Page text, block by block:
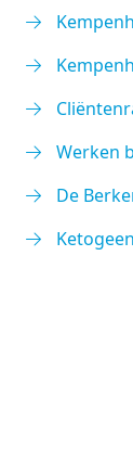
Werken
De